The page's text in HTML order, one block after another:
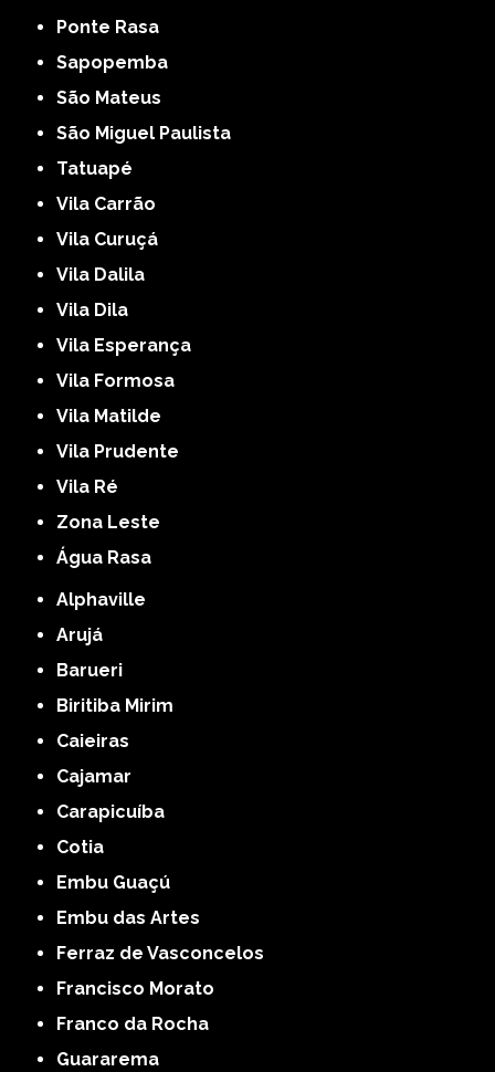
Ponte Rasa
Sapopemba
São Mateus
São Miguel Paulista
Tatuapé
Vila Carrão
Vila Curuçá
Vila Dalila
Vila Dila
Vila Esperança
Vila Formosa
Vila Matilde
Vila Prudente
Vila Ré
Zona Leste
Água Rasa
Alphaville
Arujá
Barueri
Biritiba Mirim
Caieiras
Cajamar
Carapicuíba
Cotia
Embu Guaçú
Embu das Artes
Ferraz de Vasconcelos
Francisco Morato
Franco da Rocha
Guararema